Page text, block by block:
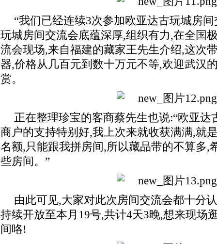
“我们已经连续3次参加欧亚达古玩城房
玩城房间交流会底蕴深厚,组织有力,在全国
流会现场,来自福建的藏家王先生介绍,这次
器,价格从几百元到数十万元不等,欢迎武汉
赏。
正在整理珍宝的客商蔡先生也说:“欧亚达
商户的支持特别好,我上次来就收获满满,就
名额,只能跟我拼房间,所以藏品带的不算多,
些房间。”
由此可见,大家对此次房间交流会都十分
持续开放至本月19号,共计4天3晚,想来现场
间咯!